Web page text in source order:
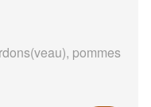
pommes